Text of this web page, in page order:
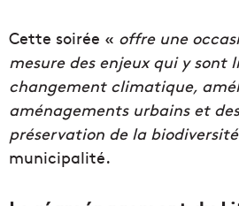
Cette soirée « offre une
mesure des enjeux qui y sont
changement climatique,
aménagements urbains et
préservation de la biodiversité
municipalité.